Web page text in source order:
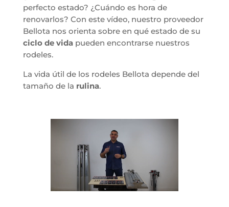
perfecto estado? ¿Cuándo es hora de
renovarlos? Con este vídeo, nuestro proveedor
Bellota nos orienta sobre en qué estado de su
ciclo de vidapueden encontrarse nuestros
rodeles.
La vida útil de los rodeles Bellota depende del
tamaño de la rulina.